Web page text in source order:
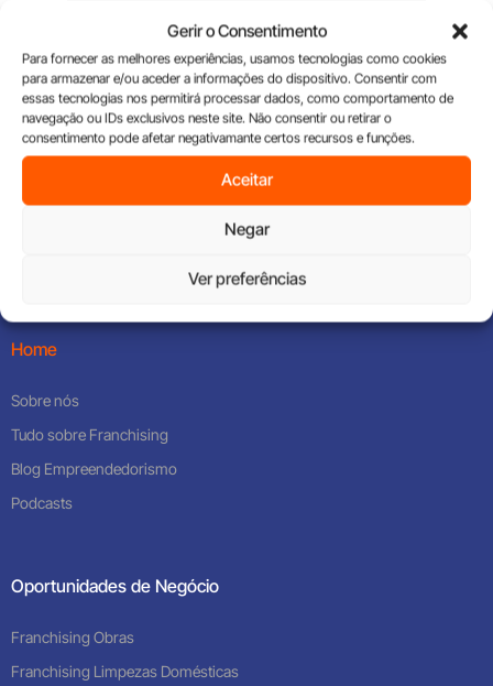
Gerir o Consentimento
Para fornecer as melhores experiências, usamos tecnologias como cookies
para armazenar e/ou aceder a informações do dispositivo. Consentir com
essas tecnologias nos permitirá processar dados, como comportamento de
navegação ou IDs exclusivos neste site. Não consentir ou retirar o
consentimento pode afetar negativamante certos recursos e funções.
Aceitar
Negar
Ver preferências
Também disponível noSpotifyeApple Podcasts.
Encontre as melhores oportunidades de franchising em
Home
Sobre nós
Tudo sobre Franchising
Blog Empreendedorismo
Podcasts
Oportunidades de Negócio
Franchising Obras
Franchising Limpezas Domésticas